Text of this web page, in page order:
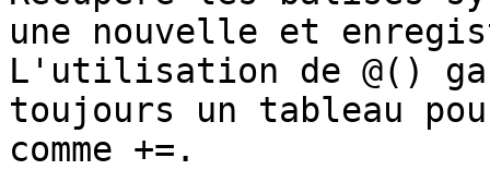
une nouvelle et
L'utilisation de @()
toujours un tableau
comme +=.